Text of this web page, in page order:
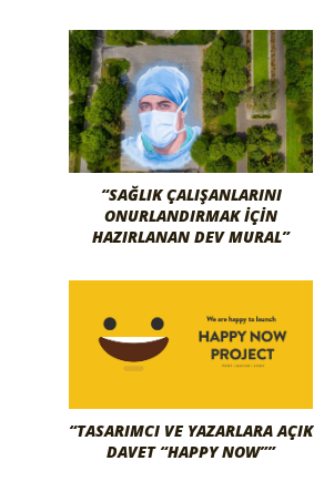
“SAĞLIK ÇALIŞANLARINI
ONURLANDIRMAK İÇIN
HAZIRLANAN DEV MURAL”
“TASARIMCI VE YAZARLARA AÇIK
DAVET “HAPPY NOW””